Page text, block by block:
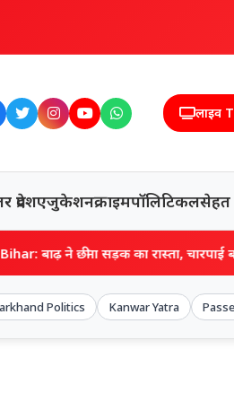
लाइव
प्रदेशएजुकेशनक्राइमपॉलिटिकलसेहत
का रास्ता, चारपाई बनी ‘एंबुलेंस’…
Politics Kanwar Yatra